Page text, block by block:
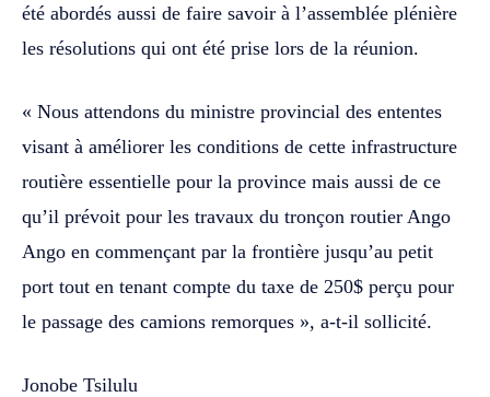
été abordés aussi de faire savoir à l’assemblée plénière
les résolutions qui ont été prise lors de la réunion.
« Nous attendons du ministre provincial des ententes
visant à améliorer les conditions de cette infrastructure
routière essentielle pour la province mais aussi de ce
qu’il prévoit pour les travaux du tronçon routier Ango
Ango en commençant par la frontière jusqu’au petit
port tout en tenant compte du taxe de 250$ perçu pour
le passage des camions remorques », a-t-il sollicité.
Jonobe Tsilulu